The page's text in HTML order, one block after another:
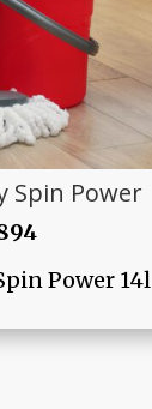
Spin Power
Power 14l